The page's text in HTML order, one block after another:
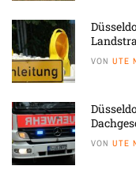
VON UTE
VON UTE